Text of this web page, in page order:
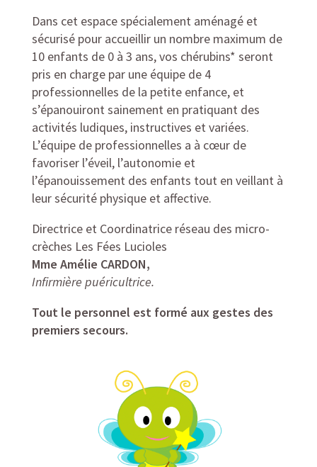
Dans cet espace spécialement aménagé et
sécurisé pour accueillir un nombre maximum de
10 enfants de 0 à 3 ans, vos chérubins* seront
pris en charge par une équipe de 4
professionnelles de la petite enfance, et
s’épanouiront sainement en pratiquant des
activités ludiques, instructives et variées.
L’équipe de professionnelles a à cœur de
favoriser l’éveil, l’autonomie et
l’épanouissement des enfants tout en veillant à
leur sécurité physique et affective.
Directrice et Coordinatrice réseau des micro-
crèches Les Fées Lucioles
Mme Amélie CARDON,
Infirmière puéricultrice.
Tout le personnel est formé aux gestes des
premiers secours.